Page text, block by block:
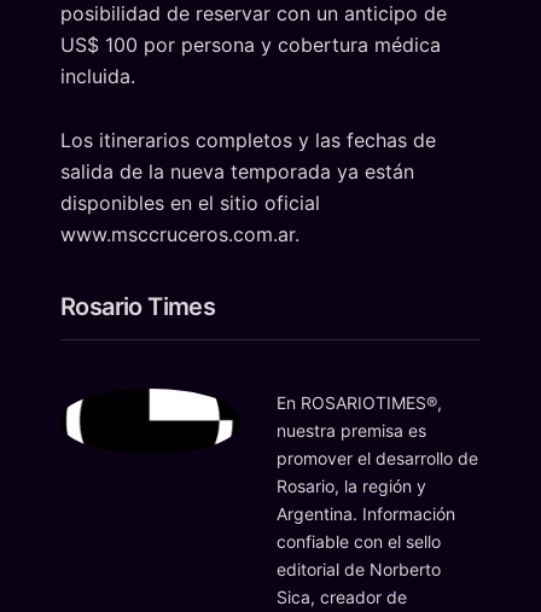
posibilidad de reservar con un anticipo de
US$ 100 por persona y cobertura médica
incluida.
Los itinerarios completos y las fechas de
salida de la nueva temporada ya están
disponibles en el sitio oficial
www.msccruceros.com.ar.
Rosario Times
En ROSARIOTIMES®,
nuestra premisa es
promover el desarrollo de
Rosario, la región y
Argentina. Información
confiable con el sello
editorial de Norberto
Sica, creador de